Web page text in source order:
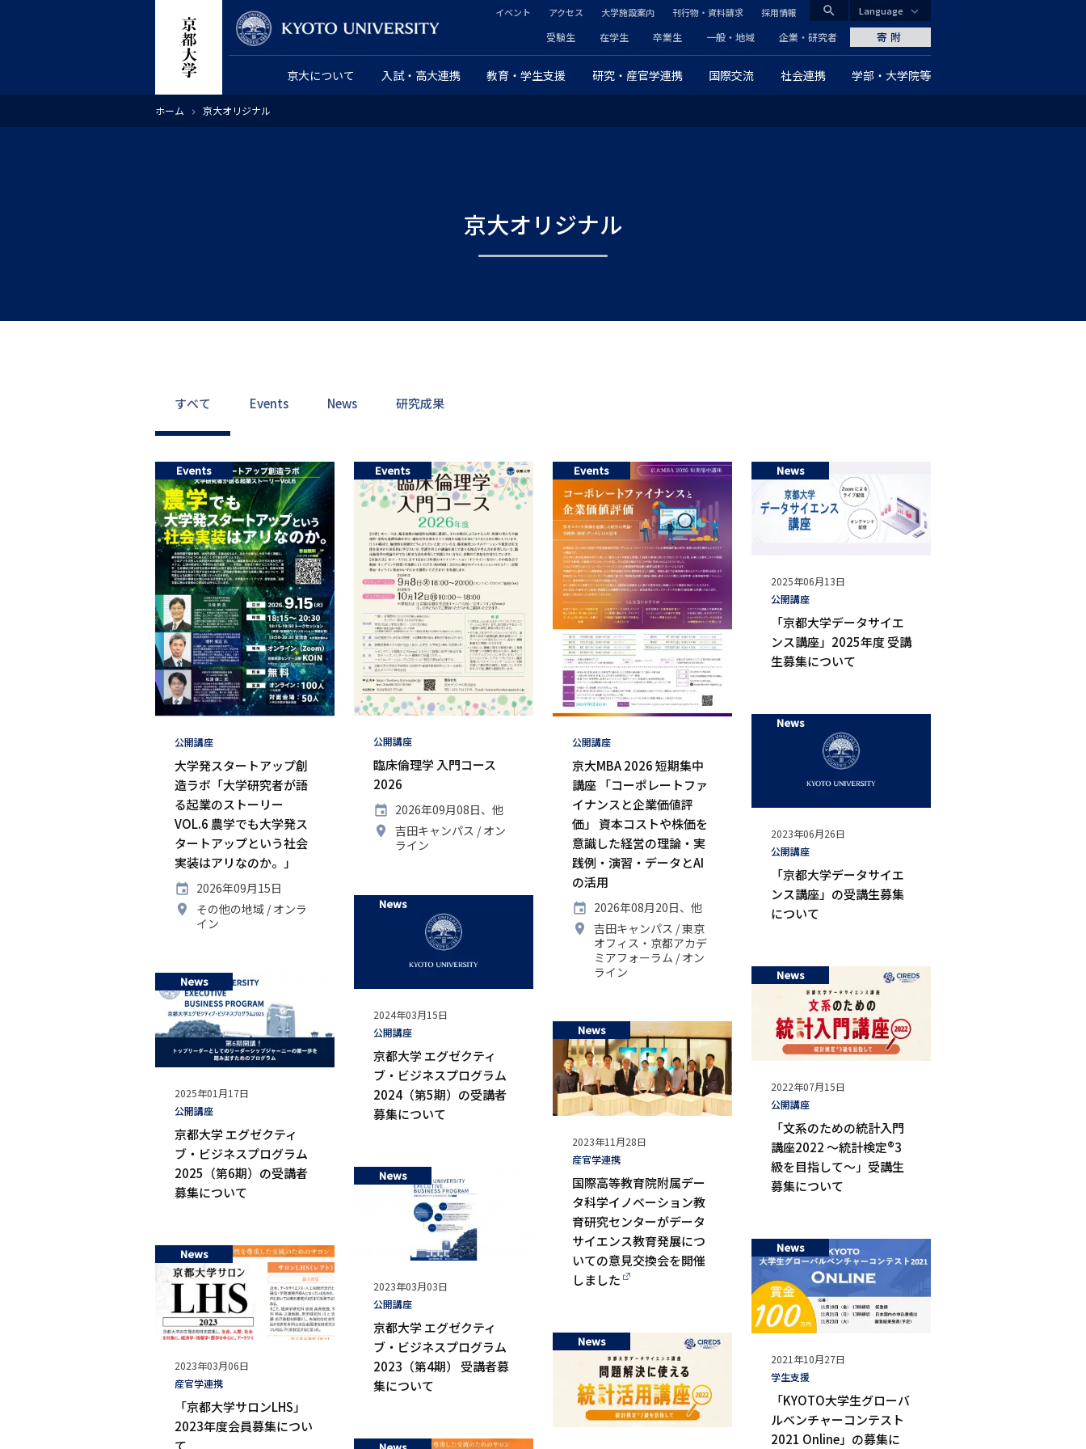
ン
CLOSE
search
グ
ロ
ゲ
京大について 入試・高大連携 教育・学生支援 研究・産官学連携 国際交流 社会連携 学部・大学院等
ヘ
ッ
ダ
ラ
イ
リ
ク
受験生 在学生 卒業生 一般・地域 企業・研究者
ッ
ダ
ー
ン
ダ
イベント アクセス 大学施設案内 刊行物・資料請求 採用情報
寄附
Language
ホーム 京大オリジナル
京大オリジナル
すべて Events News 研究成果
Events
タ
グ
公開講座
大学発スタートアップ創
造ラボ「大学研究者が語
る起業のストーリー
VOL.6 農学でも大学発ス
タートアップという社会
実装はアリなのか。」
開
催
日
2026年09月15日
開
その他の地域 オンラ
イン
Events
タ
グ
公開講座
臨床倫理学 入門コース
2026
開
催
日
2026年09月08日、他
開
吉田キャンパス
オン
ライン
Events
タ
グ
公開講座
京大MBA 2026 短期集中
講座 「コーポレートファ
イナンスと企業価値評
価」 資本コストや株価を
意識した経営の理論・実
践例・演習・データとAI
の活用
開
催
日
2026年08月20日、他
開
吉田キャンパス
東京
オフィス・京都アカデ
ミアフォーラム
オン
ライン
News
公
開
日
2025年06月13日
タ
グ
公開講座
「京都大学データサイエ
ンス講座」2025年度 受講
生募集について
News
公
開
日
2025年01月17日
タ
グ
公開講座
京都大学 エグゼクティ
ブ・ビジネスプログラム
2025（第6期）の受講者
募集について
News
公
開
日
2024年03月15日
タ
グ
公開講座
京都大学 エグゼクティ
ブ・ビジネスプログラム
2024（第5期）の受講者
募集について
News
公
開
日
2023年11月28日
タ
グ
産官学連携
国際高等教育院附属デー
タ科学イノベーション教
育研究センターがデータ
サイエンス教育発展につ
いての意見交換会を開催
しました
News
公
開
日
2023年06月26日
タ
グ
公開講座
「京都大学データサイエ
ンス講座」の受講生募集
について
News
公
開
日
2023年03月06日
タ
グ
産官学連携
「京都大学サロンLHS」
2023年度会員募集につい
て
News
公
開
日
2023年03月03日
タ
グ
公開講座
京都大学 エグゼクティ
ブ・ビジネスプログラム
2023（第4期） 受講者募
集について
News
News
公
開
日
2022年07月15日
タ
グ
公開講座
「文系のための統計入門
講座2022 ～統計検定®3
級を目指して～」受講生
募集について
News
公
開
日
2021年10月27日
タ
グ
学生支援
「KYOTO大学生グローバ
ルベンチャーコンテスト
2021 Online」の募集に